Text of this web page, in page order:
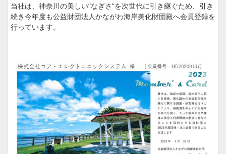
当社は、神奈川の美しい“なぎさ”を次世代に引き継ぐため、引き
続き今年度も公益財団法人かながわ海岸美化財団殿へ会員登録を
行っています。